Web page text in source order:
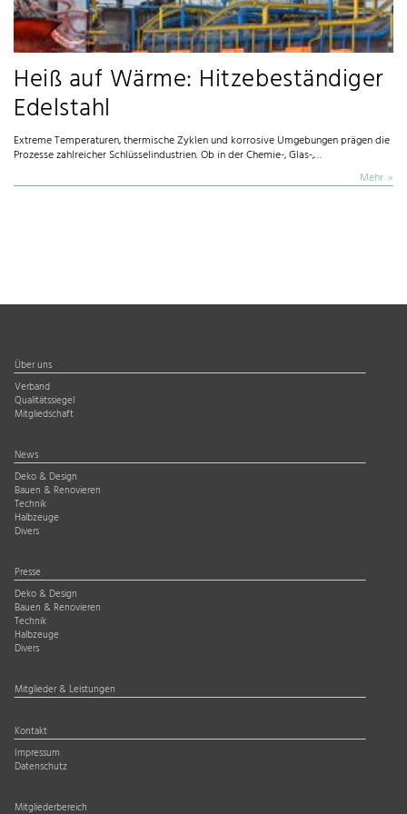
Heiß auf Wärme: Hitzebeständiger
Edelstahl
Extreme Temperaturen, thermische Zyklen und korrosive Umgebungen prägen die
Prozesse zahlreicher Schlüsselindustrien. Ob in der Chemie-, Glas-,…
Mehr
Über uns
Verband
Qualitätssiegel
Mitgliedschaft
News
Deko & Design
Bauen & Renovieren
Technik
Halbzeuge
Divers
Presse
Deko & Design
Bauen & Renovieren
Technik
Halbzeuge
Divers
Mitglieder & Leistungen
Kontakt
Impressum
Datenschutz
Mitgliederbereich